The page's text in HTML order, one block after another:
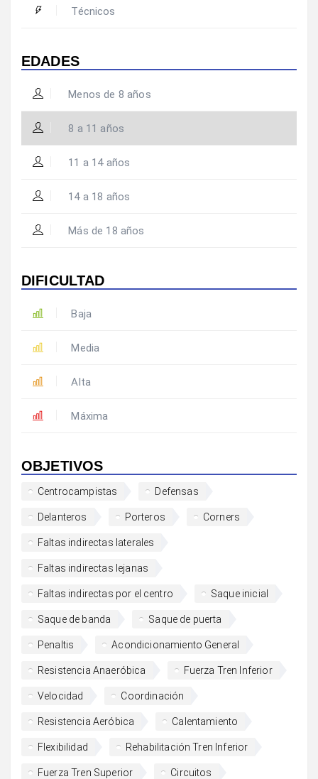
Técnicos
EDADES
Menos de 8 años
8 a 11 años
11 a 14 años
14 a 18 años
Más de 18 años
DIFICULTAD
Baja
Media
Alta
Máxima
OBJETIVOS
Centrocampistas Defensas
Delanteros Porteros Corners
Faltas indirectas laterales
Faltas indirectas lejanas
Faltas indirectas por el centro Saque inicial
Saque de banda Saque de puerta
Penaltis Acondicionamiento General
Resistencia Anaeróbica Fuerza Tren Inferior
Velocidad Coordinación
Resistencia Aeróbica Calentamiento
Flexibilidad Rehabilitación Tren Inferior
Fuerza Tren Superior Circuitos